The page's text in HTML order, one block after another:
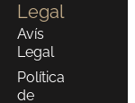
Legal
Avís
Legal
Política
de